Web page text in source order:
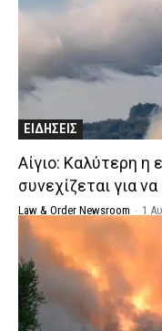
ΕΙΔΗΣΕΙΣ
Αίγιο: Καλύτερη η
συνεχίζεται για
Law & Order Newsroom - 1